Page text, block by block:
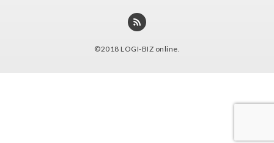
©2018 LOGI-BIZ online.